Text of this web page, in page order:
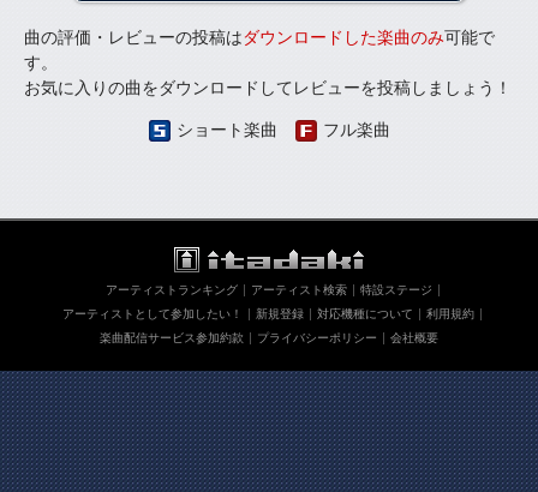
曲の評価・レビューの投稿はダウンロードした楽曲のみ可能で
す。
お気に入りの曲をダウンロードしてレビューを投稿しましょう！
ショート楽曲 フル楽曲
アーティストランキング アーティスト検索
特設ステージ
アーティストとして参加したい！
新規登録 対応機種について
利用規約
楽曲配信サービス参加約款
プライバシーポリシー 会社概要